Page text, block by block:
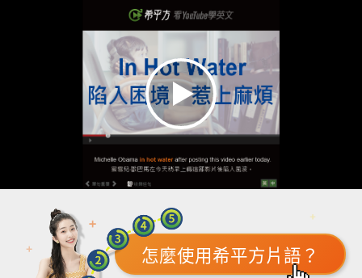
怎麼使用希平方片語？